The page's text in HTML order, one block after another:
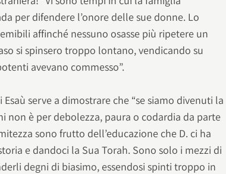
per difendere l’onore delle sue donne. Lo
affinché nessuno osasse più ripetere un
si spinsero troppo lontano, vendicando su
avevano commesso”.
serve a dimostrare che “se siamo divenuti la
non è per debolezza, paura o codardia da parte
sono frutto dell’educazione che D. ci ha
e dandoci la Sua Torah. Sono solo i mezzi di
degni di biasimo, essendosi spinti troppo in